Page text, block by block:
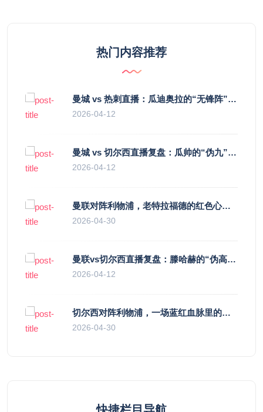
热门内容推荐
曼城 vs 热刺直播：瓜迪奥拉的“无锋阵”是天才设计还是自废武功？
2026-04-12
曼城 vs 切尔西直播复盘：瓜帅的“伪九”陷阱，如何绞杀蓝军的“三中卫”？
2026-04-12
曼联对阵利物浦，老特拉福德的红色心跳与蓝色暗涌
2026-04-30
曼联vs切尔西直播复盘：滕哈赫的“伪高位”与波切蒂诺的“无锋阵”，谁更拧巴？
2026-04-12
切尔西对阵利物浦，一场蓝红血脉里的恩怨与忠诚
2026-04-30